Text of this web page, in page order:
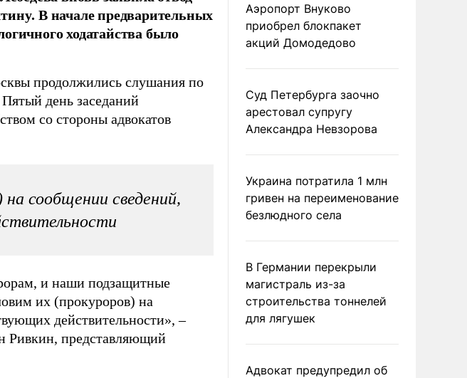
В начале предварительных
ходатайства было
продолжились слушания по
день заседаний
со стороны адвокатов
сообщении сведений,
и наши подзащитные
их (прокуроров) на
действительности», –
Ривкин, представляющий
Аэропорт Внуково
приобрел блокпакет
акций Домодедово
Суд Петербурга заочно
арестовал супругу
Александра Невзорова
Украина потратила 1 млн
гривен на переименование
безлюдного села
В Германии перекрыли
магистраль из-за
строительства тоннелей
для лягушек
Адвокат предупредил об